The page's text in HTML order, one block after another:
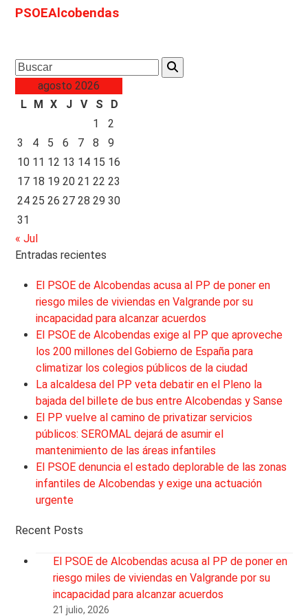
PSOEAlcobendas
Search
agosto 2026
L M X J V S
D
1
2
3
4 5 6 7 8
9
10 11 12 13 14 15 16
17 18 19 20 21 22 23
24 25 26 27 28 29 30
31
« Jul
Entradas recientes
El PSOE de Alcobendas acusa al PP de poner en
riesgo miles de viviendas en Valgrande por su
incapacidad para alcanzar acuerdos
El PSOE de Alcobendas exige al PP que aproveche
los 200 millones del Gobierno de España para
climatizar los colegios públicos de la ciudad
La alcaldesa del PP veta debatir en el Pleno la
bajada del billete de bus entre Alcobendas y Sanse
El PP vuelve al camino de privatizar servicios
públicos: SEROMAL dejará de asumir el
mantenimiento de las áreas infantiles
El PSOE denuncia el estado deplorable de las zonas
infantiles de Alcobendas y exige una actuación
urgente
Recent Posts
El PSOE de Alcobendas acusa al PP de poner en
riesgo miles de viviendas en Valgrande por su
incapacidad para alcanzar acuerdos
21 julio, 2026